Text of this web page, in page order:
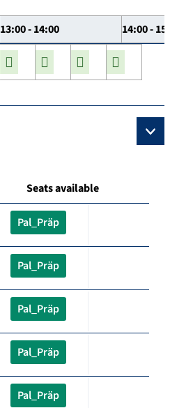
13:00 - 14:00 14:00 -
Seats available
Pal_Präp
Pal_Präp
Pal_Präp
Pal_Präp
Pal_Präp